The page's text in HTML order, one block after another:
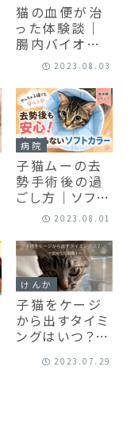
猫の血便が治
った体験談｜
腸内バイオー
ムで改善したリ
アルな話
2023.08.03
病院
子猫ムーの去
勢手術後の過
ごし方｜ソフト
エリザベスカラ
ーで安全＆快
適に！体験談つ
き
2023.08.01
けんか
子猫をケージ
から出すタイミ
ングはいつ？我
｜ムーちゃんの
2023.07.29